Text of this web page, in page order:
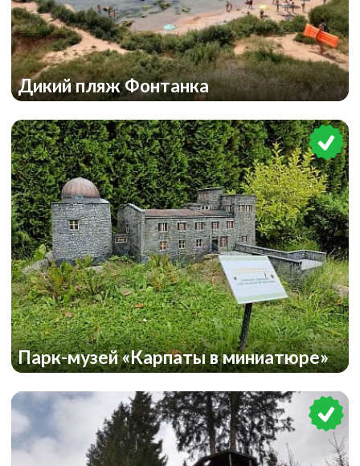
Дикий пляж Фонтанка
Парк-музей «Карпаты в миниатюре»